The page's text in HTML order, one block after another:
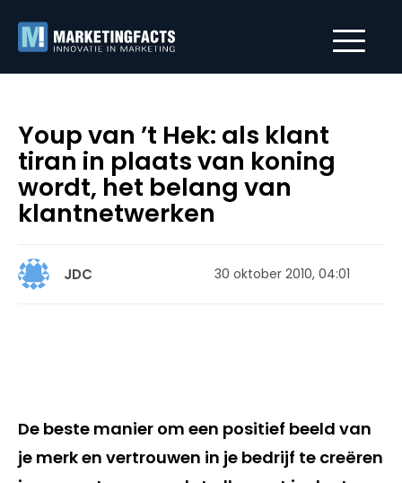
Youp van ’t Hek: als klant
tiran in plaats van koning
wordt, het belang van
klantnetwerken
JDC 30 oktober 2010, 04:01
De beste manier om een positief beeld van
je merk en vertrouwen in je bedrijf te creëren